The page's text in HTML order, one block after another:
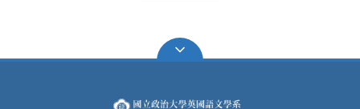
參加口試）。 B、英語口試佔總成績百分之二十。 三、報
名地點及辦法： 自3月18日（二）9:00AM起至3月21日
請)、轉系申請表，親至本系辦公室(季陶樓340211)報